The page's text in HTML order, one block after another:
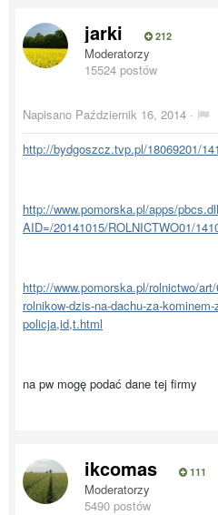
jarki 212
Moderatorzy
15524 postów
Napisano Październik 16, 2014 ·
http://bydgoszcz.tvp.pl/18069201/
http://www.pomorska.pl/apps/
AID=/20141015/ROLNICTWO01/
http://www.pomorska.pl/rolnictwo/
rolnikow-dzis-na-dachu-za-
policja,id,t.html
na pw mogę podać dane tej firmy
ikcomas 111
Moderatorzy
5490 postów